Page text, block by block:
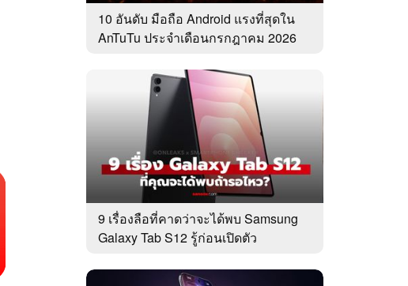
10 อันดับ มือถือ Android แรงที่สุดใน
AnTuTu ประจำเดือนกรกฎาคม 2026
9 เรื่องลือที่คาดว่าจะได้พบ Samsung
Galaxy Tab S12 รู้ก่อนเปิดตัว